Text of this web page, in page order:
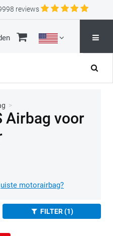
reviews
>
Airbag voor
motorairbag?
FILTER (1)